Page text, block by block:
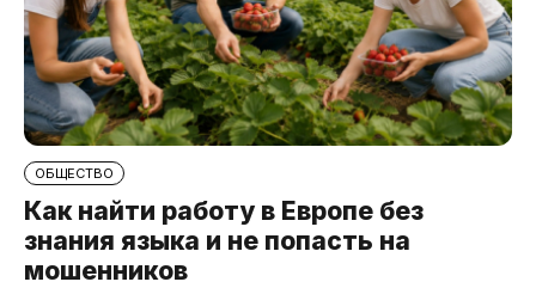
ОБЩЕСТВО
Как найти работу в Европе без
знания языка и не попасть на
мошенников